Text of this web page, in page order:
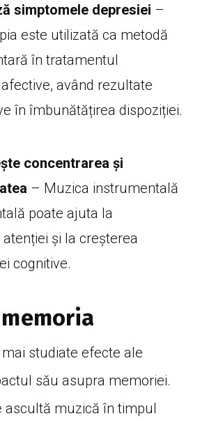
simptomele depresiei –
este utilizată ca metodă
în tratamentul
având rezultate
în îmbunătățirea dispoziției.
concentrarea și
– Muzica instrumentală
poate ajuta la
și la creșterea
cognitive.
studiate efecte ale
său asupra memoriei.
ascultă muzică în timpul